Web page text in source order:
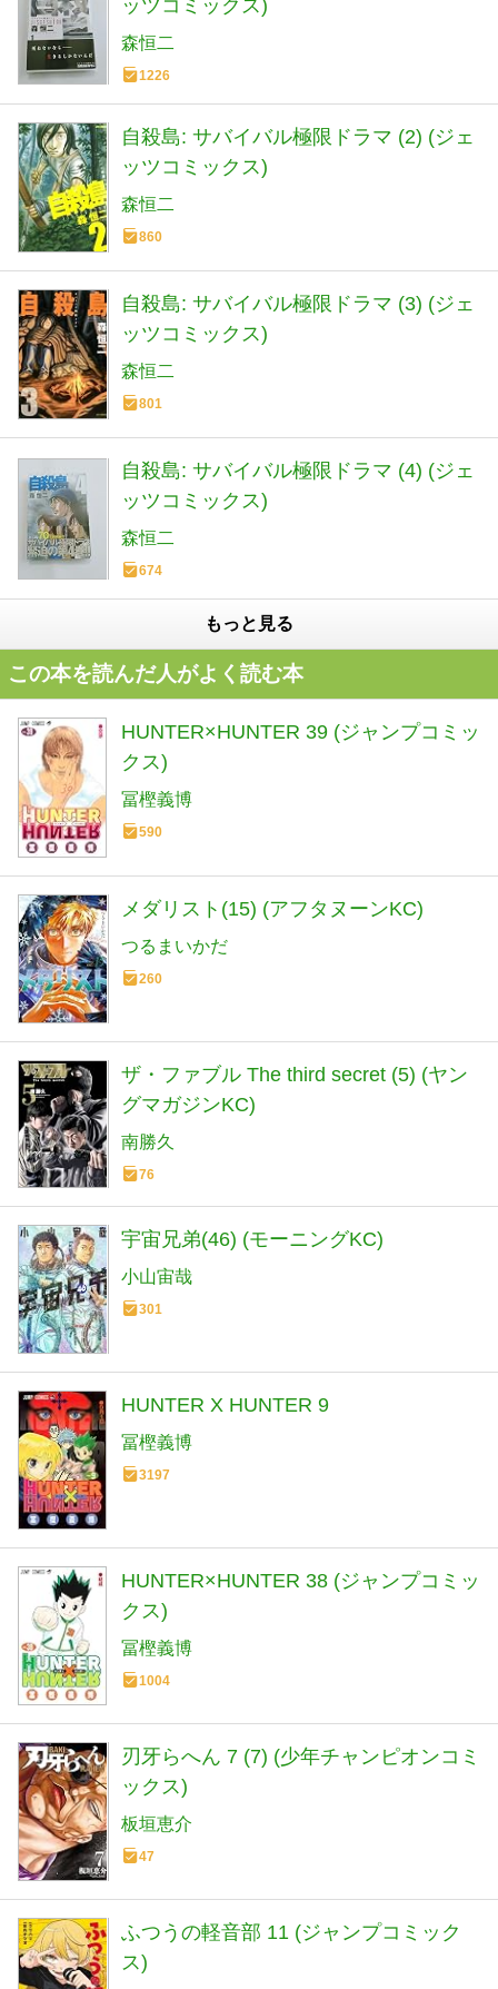
ッツコミックス)
森恒二
1226
自殺島: サバイバル極限ドラマ (2) (ジェ
ッツコミックス)
森恒二
860
自殺島: サバイバル極限ドラマ (3) (ジェ
ッツコミックス)
森恒二
801
自殺島: サバイバル極限ドラマ (4) (ジェ
ッツコミックス)
森恒二
674
もっと見る
この本を読んだ人がよく読む本
HUNTER×HUNTER 39 (ジャンプコミッ
クス)
冨樫義博
590
メダリスト(15) (アフタヌーンKC)
つるまいかだ
260
ザ・ファブル The third secret (5) (ヤン
グマガジンKC)
南勝久
76
宇宙兄弟(46) (モーニングKC)
小山宙哉
301
HUNTER X HUNTER 9
冨樫義博
3197
HUNTER×HUNTER 38 (ジャンプコミッ
クス)
冨樫義博
1004
刃牙らへん 7 (7) (少年チャンピオンコミ
ックス)
板垣恵介
47
ふつうの軽音部 11 (ジャンプコミック
ス)